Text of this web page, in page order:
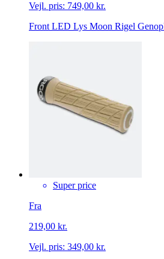
Vejl. pris: 749,00 kr.
Front LED Lys Moon Rigel
Super price
Fra
219,00 kr.
Vejl. pris: 349,00 kr.